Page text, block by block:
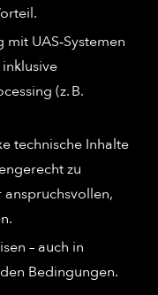
UAS‑Systemen
(z. B.
technische Inhalte
zu
– auch in
Bedingungen.